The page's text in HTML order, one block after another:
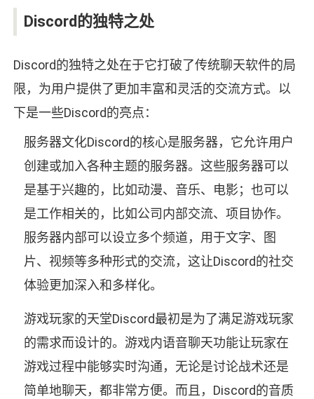
Discord的独特之处
Discord的独特之处在于它打破了传统聊天软件的局
限，为用户提供了更加丰富和灵活的交流方式。以
下是一些Discord的亮点：
服务器文化Discord的核心是服务器，它允许用户
创建或加入各种主题的服务器。这些服务器可以
是基于兴趣的，比如动漫、音乐、电影；也可以
是工作相关的，比如公司内部交流、项目协作。
服务器内部可以设立多个频道，用于文字、图
片、视频等多种形式的交流，这让Discord的社交
体验更加深入和多样化。
游戏玩家的天堂Discord最初是为了满足游戏玩家
的需求而设计的。游戏内语音聊天功能让玩家在
游戏过程中能够实时沟通，无论是讨论战术还是
简单地聊天，都非常方便。而且，Discord的音质